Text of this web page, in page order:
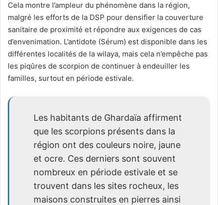
Cela montre l’ampleur du phénomène dans la région,
malgré les efforts de la DSP pour densifier la couverture
sanitaire de proximité et répondre aux exigences de cas
d’envenimation. L’antidote (Sérum) est disponible dans les
différentes localités de la wilaya, mais cela n’empêche pas
les piqûres de scorpion de continuer à endeuiller les
familles, surtout en période estivale.
Les habitants de Ghardaïa affirment
que les scorpions présents dans la
région ont des couleurs noire, jaune
et ocre. Ces derniers sont souvent
nombreux en période estivale et se
trouvent dans les sites rocheux, les
maisons construites en pierres ainsi